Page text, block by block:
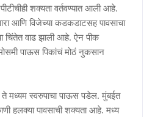
शक्यता वर्तवण्यात आली आहे.
आणि विजेच्या कडकडाटसह पावसाचा
चिंतेत वाढ झाली आहे. ऐन पीक
पाऊस पिकांचं मोठं नुकसान
मध्यम स्वरुपाचा पाऊस पडेल. मुंबईत
हलक्‍या पावसाची शक्‍यता आहे. मध्य